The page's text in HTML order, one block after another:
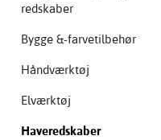
redskaber
Bygge &-farvetilbehør
Håndværktøj
Elværktøj
Haveredskaber